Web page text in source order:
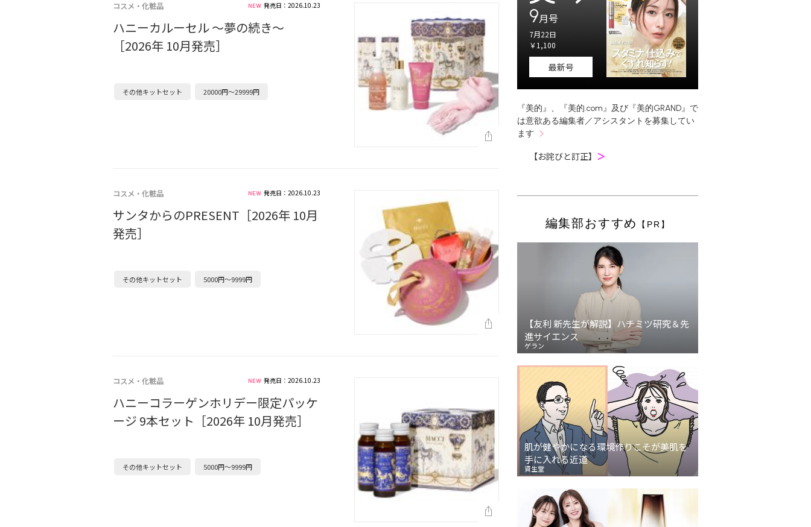
コスメ・化粧品 発売日：2026.10.23
ハニーカルーセル ～夢の続き～
［2026年 10月発売］
その他キットセット 20000円～29999円
コスメ・化粧品 発売日：2026.10.23
サンタからのPRESENT［2026年 10月
発売］
その他キットセット 5000円～9999円
コスメ・化粧品 発売日：2026.10.23
ハニーコラーゲンホリデー限定パッケ
ージ 9本セット［2026年 10月発売］
その他キットセット 5000円～9999円
9月号
7月22日
￥1,100
最新号
『美的』、『美的.com』及び『美的GRAND』で
は意欲ある編集者／アシスタントを募集してい
ます
【お詫びと訂正】 ＞
編集部おすすめ 【PR】
【友利 新先生が解説】ハチミツ研究＆先
進サイエンス
ゲラン
肌が健やかになる環境作りこそが美肌を
手に入れる近道
資生堂